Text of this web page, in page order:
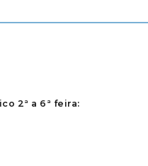
2ª a 6ª feira: